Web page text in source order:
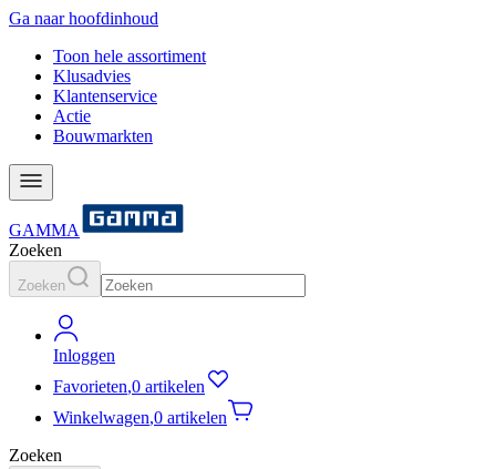
Ga naar hoofdinhoud
Toon hele assortiment
Klusadvies
Klantenservice
Actie
Bouwmarkten
GAMMA
Zoeken
Zoeken
Inloggen
Favorieten,0 artikelen
Winkelwagen,0 artikelen
Zoeken